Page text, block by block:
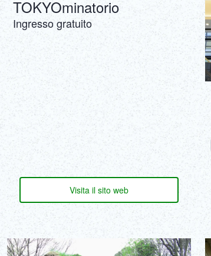
TOKYOminatorio
Ingresso gratuito
Visita il sito web